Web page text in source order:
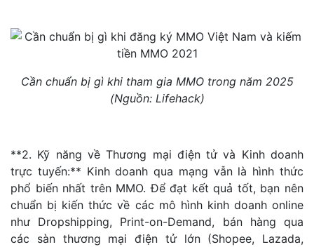
Cần chuẩn bị gì khi tham gia MMO trong năm 2025
(Nguồn: Lifehack)
**2. Kỹ năng về Thương mại điện tử và Kinh doanh
trực tuyến:** Kinh doanh qua mạng vẫn là hình thức
phổ biến nhất trên MMO. Để đạt kết quả tốt, bạn nên
chuẩn bị kiến thức về các mô hình kinh doanh online
như Dropshipping, Print-on-Demand, bán hàng qua
các sàn thương mại điện tử lớn (Shopee, Lazada,